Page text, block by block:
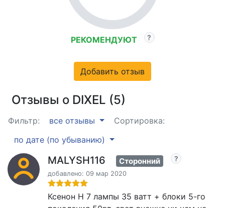
РЕКОМЕНДУЮТ
Добавить отзыв
Отзывы о DIXEL (5)
Фильтр: все отзывы
Сортировка:
по дате (по убыванию)
MALYSH116 Сторонний
добавлено: 09 мар 2020
Ксенон Н 7 лампы 35 ватт + блоки 5-го